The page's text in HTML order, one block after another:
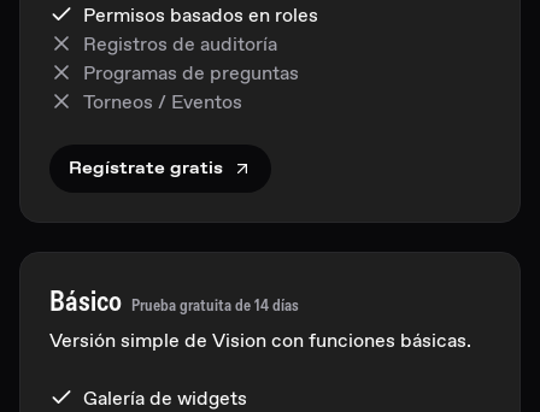
Permisos basados en roles
Registros de auditoría
Programas de preguntas
Torneos / Eventos
Regístrate gratis
Básico Prueba gratuita de 14 días
Versión simple de Vision con funciones básicas.
Galería de widgets